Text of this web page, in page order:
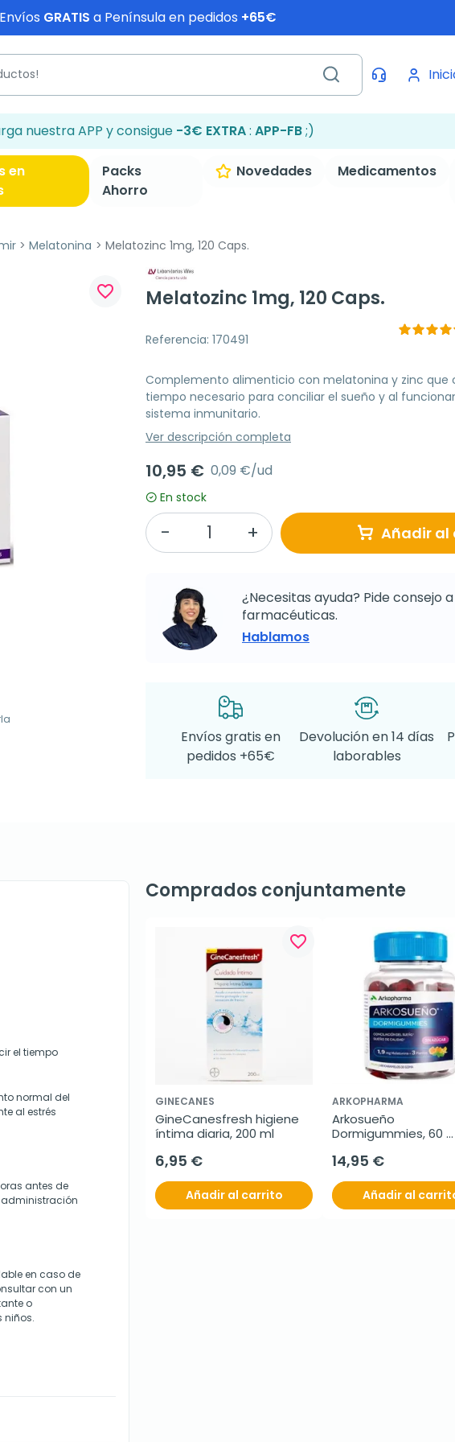
Envíos GRATIS a Península en pedidos +65€
nuestra APP y consigue -3€ EXTRA: APP-FB;)
en
Packs
Ahorro
Novedades Medicamentos
Melatonina Melatozinc 1mg, 120 Caps.
favorite_border Melatozinc 1mg, 120 Caps.
Referencia: 170491
Complemento alimenticio con melatonina y zinc que
tiempo necesario para conciliar el sueño y al
sistema inmunitario.
Ver descripción completa
10,95 € 0,09 €/ud
En stock
Añadir al
¿Necesitas ayuda? Pide consejo
farmacéuticas.
Hablamos
Envíos gratis en
pedidos +65€
Devolución en 14 días
laborables
el tiempo
normal del
al estrés
antes de
administración
en caso de
con un
o
niños.
Comprados conjuntamente
favorite_border
GINECANES
GineCanesfresh higiene
íntima diaria, 200 ml
6,95 €
Añadir al carrito
ARKOPHARMA
Arkosueño
Dormigummies, 60
14,95 €
Añadir al